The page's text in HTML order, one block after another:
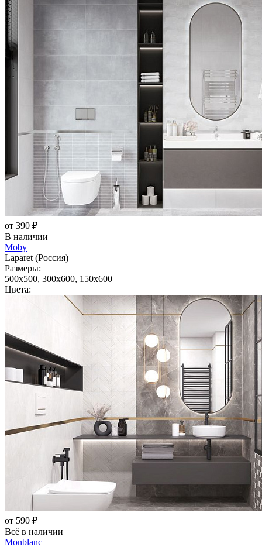
от 390 ₽
В наличии
Moby
Laparet (Россия)
Размеры:
500x500, 300x600, 150x600
Цвета:
от 590 ₽
Всё в наличии
Monblanc